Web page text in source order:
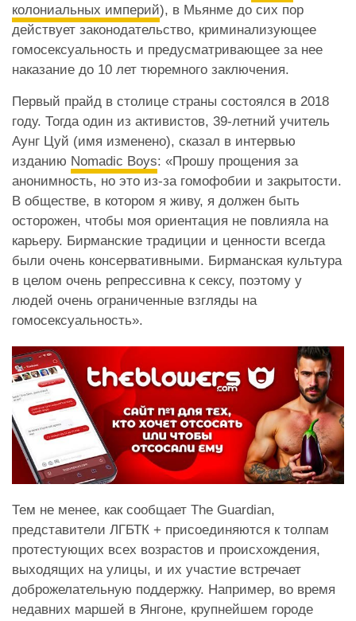
колониальных империй), в Мьянме до сих пор
действует законодательство, криминализующее
гомосексуальность и предусматривающее за нее
наказание до 10 лет тюремного заключения.
Первый прайд в столице страны состоялся в 2018
году. Тогда один из активистов, 39-летний учитель
Аунг Цуй (имя изменено), сказал в интервью
изданию Nomadic Boys: «Прошу прощения за
анонимность, но это из-за гомофобии и закрытости.
В обществе, в котором я живу, я должен быть
осторожен, чтобы моя ориентация не повлияла на
карьеру. Бирманские традиции и ценности всегда
были очень консервативными. Бирманская культура
в целом очень репрессивна к сексу, поэтому у
людей очень ограниченные взгляды на
гомосексуальность».
Тем не менее, как сообщает The Guardian,
представители ЛГБТК + присоединяются к толпам
протестующих всех возрастов и происхождения,
выходящих на улицы, и их участие встречает
доброжелательную поддержку. Например, во время
недавних маршей в Янгоне, крупнейшем городе